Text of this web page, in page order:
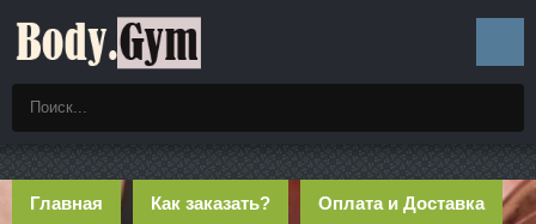
Главная Как заказать? Оплата и Доставка